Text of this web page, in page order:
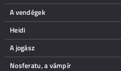
A vendégek
Heidi
A jogász
Nosferatu, a vámpír